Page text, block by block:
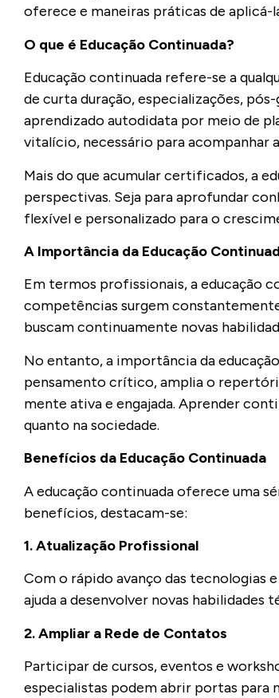
oferece e maneiras práticas de aplicá-
O que é Educação Continuada?
Educação continuada refere-se a
de curta duração, especializações,
aprendizado autodidata por meio de
vitalício, necessário para acompanhar
Mais do que acumular certificados, a
perspectivas. Seja para aprofundar
flexível e personalizado para o
A Importância da Educação
Em termos profissionais, a educação
competências surgem
buscam continuamente novas
No entanto, a importância da
pensamento crítico, amplia o
mente ativa e engajada. Aprender
quanto na sociedade.
Benefícios da Educação Continuada
A educação continuada oferece uma
benefícios, destacam-se:
1. Atualização Profissional
Com o rápido avanço das tecnologias
ajuda a desenvolver novas
2. Ampliar a Rede de Contatos
Participar de cursos, eventos e
especialistas podem abrir portas para